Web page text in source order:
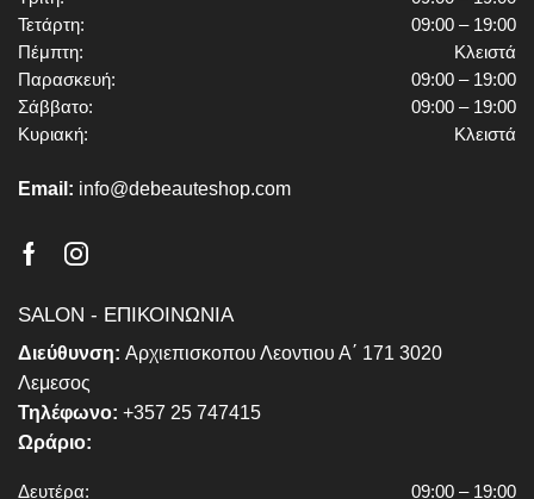
Τετάρτη:
09:00 – 19:00
Πέμπτη:
Κλειστά
Παρασκευή:
09:00 – 19:00
Σάββατο:
09:00 – 19:00
Κυριακή:
Κλειστά
Email: info@debeauteshop.com
FacebookInstagram
SALON - ΕΠΙΚΟΙΝΩΝΙΑ
Διεύθυνση: Αρχιεπισκοπου Λεοντιου Α΄ 171 3020
Λεμεσος
Τηλέφωνο: +357 25 747415
Ωράριο:
Δευτέρα:
09:00 – 19:00